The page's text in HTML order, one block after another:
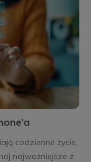
codzienne życie,
najważniejsze z